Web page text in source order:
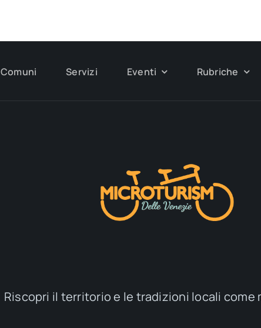
Comuni Servizi Eventi Rubriche
Riscopri il territorio e le tradizioni locali come